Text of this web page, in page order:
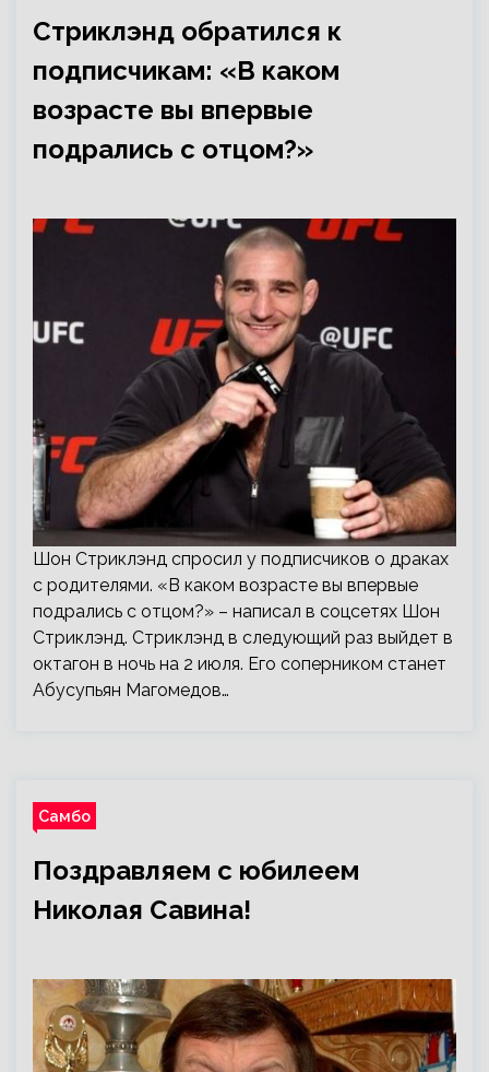
Стриклэнд обратился к
подписчикам: «В каком
возрасте вы впервые
подрались с отцом?»
Шон Стриклэнд спросил у подписчиков о драках
с родителями. «В каком возрасте вы впервые
подрались с отцом?» – написал в соцсетях Шон
Стриклэнд. Стриклэнд в следующий раз выйдет в
октагон в ночь на 2 июля. Его соперником станет
Абусупьян Магомедов…
Самбо
Поздравляем с юбилеем
Николая Савина!